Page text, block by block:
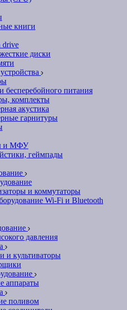
книги
drive
диски
бесперебойного питания
комплекты
акустика
гарнитуры
и МФУ
геймпады
и коммутаторы
Wi-Fi и Bluetooth
давления
и культиваторы
аппараты
поливом